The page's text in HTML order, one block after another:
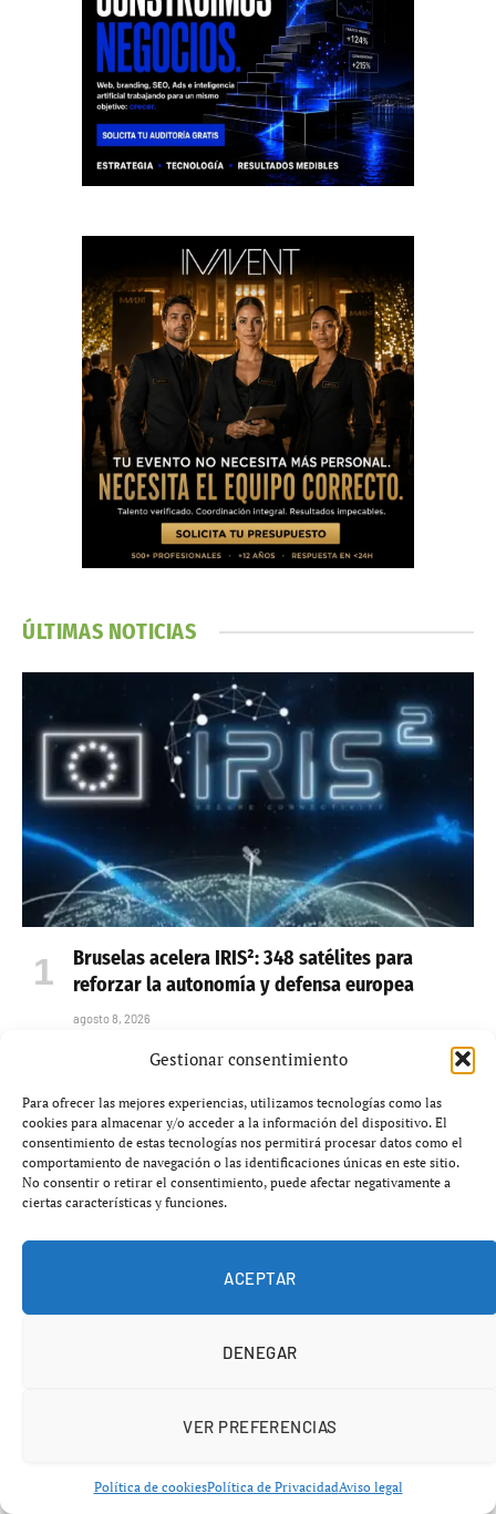
Gestionar consentimiento
Para ofrecer las mejores experiencias, utilizamos tecnologías como las
cookies para almacenar y/o acceder a la información del dispositivo. El
consentimiento de estas tecnologías nos permitirá procesar datos como el
comportamiento de navegación o las identificaciones únicas en este sitio.
No consentir o retirar el consentimiento, puede afectar negativamente a
ciertas características y funciones.
ACEPTAR
DENEGAR
VER PREFERENCIAS
Política de cookiesPolítica de PrivacidadAviso legal
ÚLTIMAS NOTICIAS
Bruselas acelera IRIS²: 348 satélites para
reforzar la autonomía y defensa europea
agosto 8, 2026
Las notas de Leire Díez apuntan a Óscar López y